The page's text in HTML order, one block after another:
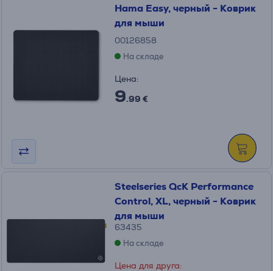
Hama Easy, черный - Коврик
для мыши
00126858
На складе
Цена:
9.99 €
Steelseries QcK Performance
Control, XL, черный - Коврик
для мыши
63435
На складе
Цена для друга: